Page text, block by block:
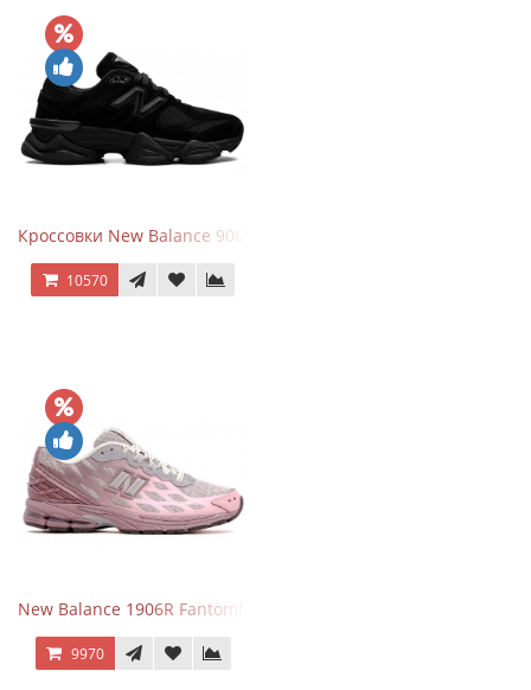
Кроссовки New Balance 9060 Triple Black
10570
New Balance 1906R Fantomfit Ice Wine
9970